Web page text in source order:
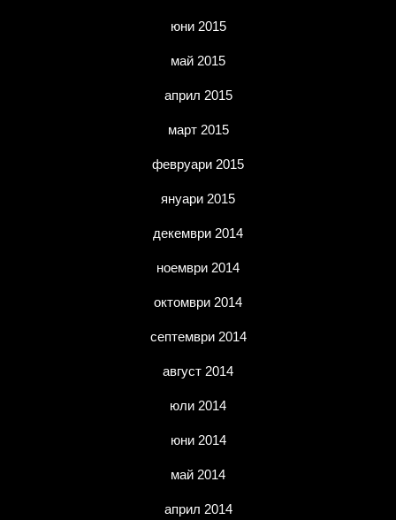
юни 2015
май 2015
април 2015
март 2015
февруари 2015
януари 2015
декември 2014
ноември 2014
октомври 2014
септември 2014
август 2014
юли 2014
юни 2014
май 2014
април 2014